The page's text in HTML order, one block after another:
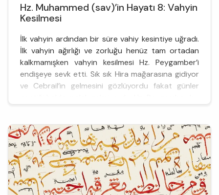
Hz. Muhammed (sav)’in Hayatı 8: Vahyin
Kesilmesi
İlk vahyin ardından bir süre vahiy kesintiye uğradı.
İlk vahyin ağırlığı ve zorluğu henüz tam ortadan
kalkmamışken vahyin kesilmesi Hz. Peygamber’i
endişeye sevk etti. Sık sık Hira mağarasına gidiyor
ve Cebrail’in gelmesini gözlüyordu fakat günler
“fetretü’...